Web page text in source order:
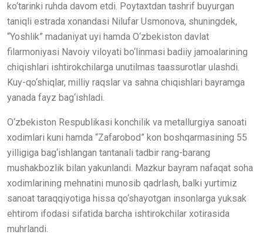
ko‘tarinki ruhda davom etdi. Poytaxtdan tashrif buyurgan
taniqli estrada xonandasi Nilufar Usmonova, shuningdek,
“Yoshlik” madaniyat uyi hamda O‘zbekiston davlat
filarmoniyasi Navoiy viloyati bo‘linmasi badiiy jamoalarining
chiqishlari ishtirokchilarga unutilmas taassurotlar ulashdi.
Kuy-qo‘shiqlar, milliy raqslar va sahna chiqishlari bayramga
yanada fayz bag‘ishladi.
O‘zbekiston Respublikasi konchilik va metallurgiya sanoati
xodimlari kuni hamda “Zafarobod” kon boshqarmasining 55
yilligiga bag‘ishlangan tantanali tadbir rang-barang
mushakbozlik bilan yakunlandi. Mazkur bayram nafaqat soha
xodimlarining mehnatini munosib qadrlash, balki yurtimiz
sanoat taraqqiyotiga hissa qo‘shayotgan insonlarga yuksak
ehtirom ifodasi sifatida barcha ishtirokchilar xotirasida
muhrlandi.